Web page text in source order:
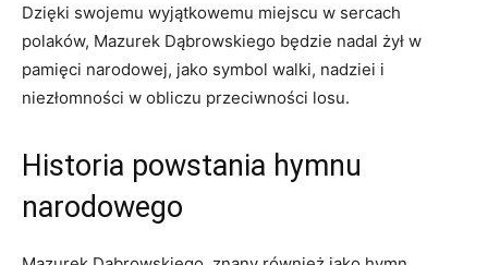
Dzięki swojemu wyjątkowemu miejscu w sercach
polaków, Mazurek Dąbrowskiego będzie nadal żył w
pamięci narodowej, jako symbol ⁤walki, nadziei i
⁢niezłomności w obliczu przeciwności losu.
Historia⁤ powstania hymnu
narodowego